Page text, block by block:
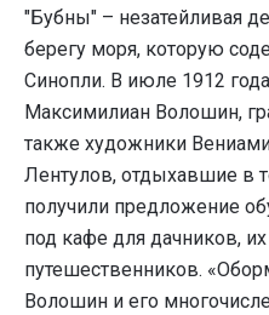
"Бубны" – незатейливая
берегу моря, которую
Синопли. В июле 1912
Максимилиан Волошин,
также художники
Лентулов, отдыхавшие в
получили предложение
под кафе для дачников,
путешественников.
Волошин и его